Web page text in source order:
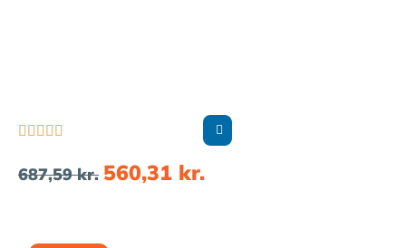
    
687,59kr. 560,31 kr.